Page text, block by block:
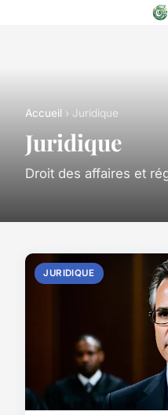
Accueil › Juridique
Juridique
Droit des affaires et
JURIDIQUE